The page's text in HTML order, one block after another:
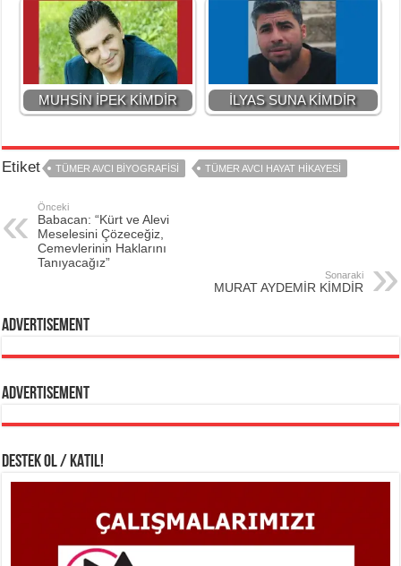
MUHSİN İPEK KİMDİR İLYAS SUNA KİMDİR
Etiket TÜMER AVCI BİYOGRAFİSİ TÜMER AVCI HAYAT HİKAYESİ
Önceki
Babacan: “Kürt ve Alevi
Meselesini Çözeceğiz,
Cemevlerinin Haklarını
Tanıyacağız”
Sonaraki
MURAT AYDEMİR KİMDİR
Advertisement
Advertisement
DESTEK OL / KATIL!